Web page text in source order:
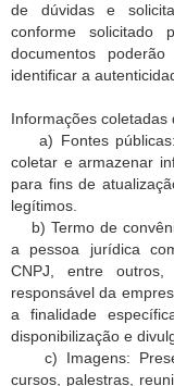
de dúvidas e
conforme solicitado
documentos
identificar a
Informações coletadas
a) Fontes públicas:
coletar e armazenar
para fins de
legítimos.
b) Termo de
a pessoa jurídica
CNPJ, entre
responsável da
a finalidade
disponibilização e
c) Imagens:
cursos, palestras,